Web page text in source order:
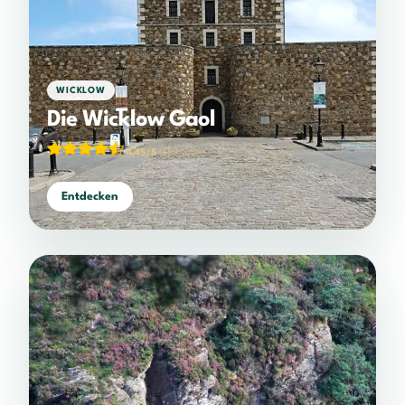
WICKLOW
Die Wicklow Gaol
4,45/5(559 votes)
Entdecken